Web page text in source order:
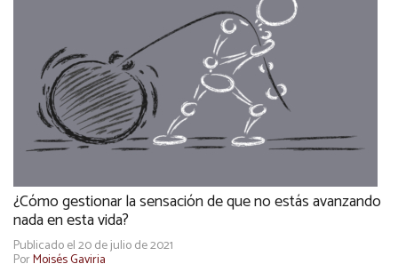
¿Cómo gestionar la sensación de que no estás avanzando
nada en esta vida?
Publicado el 20 de julio de 2021
PorMoisés Gaviria